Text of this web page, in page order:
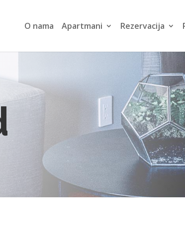
O nama Apartmani Rezervacija